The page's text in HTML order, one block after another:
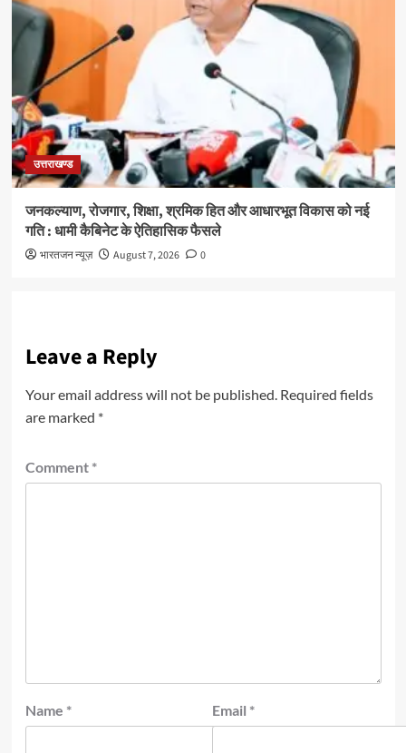
उत्तराखण्ड
जनकल्याण, रोजगार, शिक्षा, श्रमिक हित और आधारभूत विकास को नई
गति : धामी कैबिनेट के ऐतिहासिक फैसले
भारतजन न्यूज़ August 7, 2026 0
Leave a Reply
Your email address will not be published. Required fields
are marked *
Comment *
Name * Email *